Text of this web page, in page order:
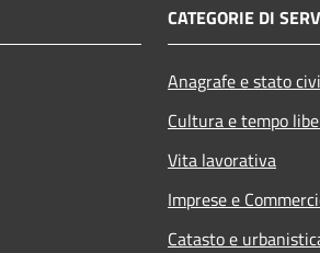
CATEGORIE DI
Anagrafe e stato
Cultura e tempo
Vita lavorativa
Imprese e
Catasto e